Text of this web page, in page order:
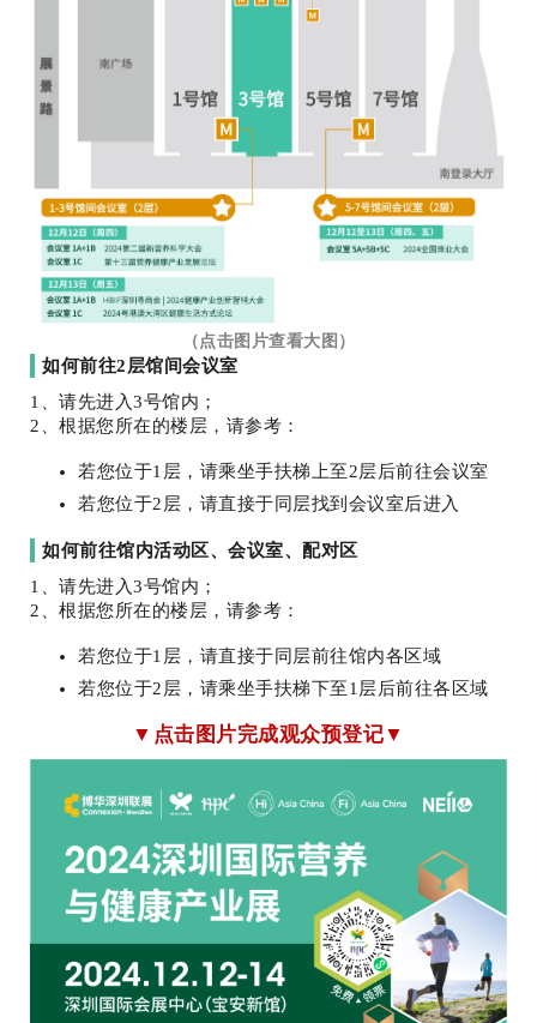
（点击图片查看大图）
如何前往2层馆间会议室
1、请先进入3号馆内；
2、根据您所在的楼层，请参考：
若您位于1层，请乘坐手扶梯上至2层后前往会议室
若您位于2层，请直接于同层找到会议室后进入
如何前往馆内活动区、会议室、配对区
1、请先进入3号馆内；
2、根据您所在的楼层，请参考：
若您位于1层，请直接于同层前往馆内各区域
若您位于2层，请乘坐手扶梯下至1层后前往各区域
▼点击图片完成观众预登记▼